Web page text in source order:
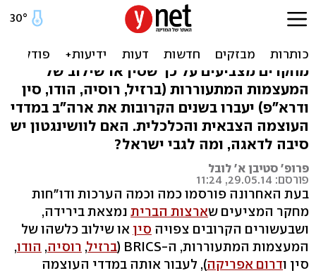
קוראי התיגר: עוצמת ארה"ב
בסימן שאלה
מחקרים מצביעים על כך שסין או שילוב של
המעצמות המתעוררות (ברזיל, רוסיה, הודו, סין
ודרא"פ) יעברו בשנים הקרובות את ארה"ב במדדי
העוצמה הצבאית והכלכלית. האם לוושינגטון יש
סיבה לדאגה, ומה לגבי ישראל?
פרופ' סטיבן א' לובל
פורסם: 29.05.14, 11:24
בעת האחרונה פורסמו כמה וכמה הערכות ודו"חות
מחקר המציעים שארצות הברית נמצאת בירידה,
ושבעשורים הקרובים צפויה סין או שילוב כלשהו של
המעצמות המתעוררות, ה-BRICS (
ברזיל, רוסיה, הודו,
סין ודרום אפריקה), לעבור אותה במדדי העוצמה